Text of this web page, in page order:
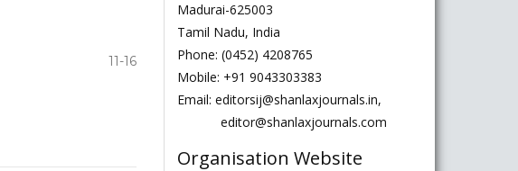
11-16
Madurai-625003
Tamil Nadu, India
Phone: (0452) 4208765
Mobile: +91 9043303383
Email: editorsij@shanlaxjournals.in,
editor@shanlaxjournals.com
Organisation Website